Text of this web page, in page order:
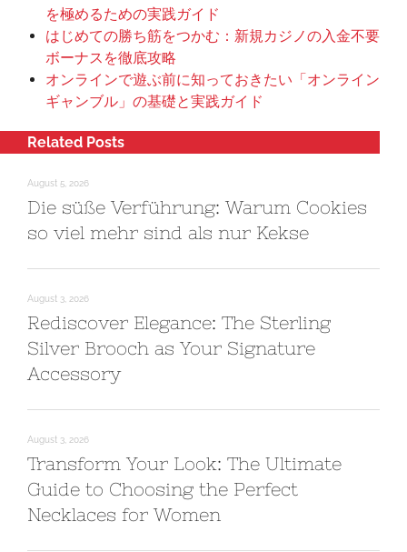
を極めるための実践ガイド
はじめての勝ち筋をつかむ：新規カジノの入金不要
ボーナスを徹底攻略
オンラインで遊ぶ前に知っておきたい「オンライン
ギャンブル」の基礎と実践ガイド
Related Posts
August 5, 2026
Die süße Verführung: Warum Cookies
so viel mehr sind als nur Kekse
August 3, 2026
Rediscover Elegance: The Sterling
Silver Brooch as Your Signature
Accessory
August 3, 2026
Transform Your Look: The Ultimate
Guide to Choosing the Perfect
Necklaces for Women